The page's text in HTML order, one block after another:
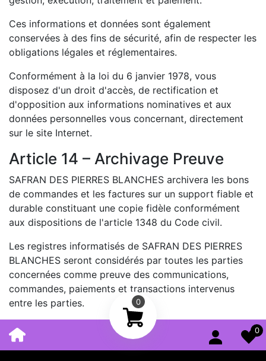
Ces informations et données sont également
conservées à des fins de sécurité, afin de respecter les
obligations légales et réglementaires.
Conformément à la loi du 6 janvier 1978, vous
disposez d'un droit d'accès, de rectification et
d'opposition aux informations nominatives et aux
données personnelles vous concernant, directement
sur le site Internet.
Article 14 – Archivage Preuve
SAFRAN DES PIERRES BLANCHES archivera les bons
de commandes et les factures sur un support fiable et
durable constituant une copie fidèle conformément
aux dispositions de l'article 1348 du Code civil.
Les registres informatisés de SAFRAN DES PIERRES
BLANCHES seront considérés par toutes les parties
concernées comme preuve des communications,
commandes, paiements et transactions intervenus
entre les parties.
0
0